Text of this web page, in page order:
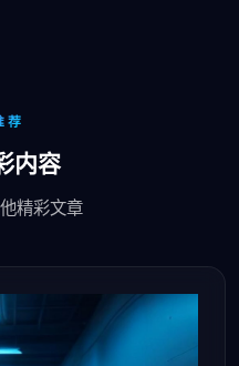
荐
内容
精彩文章